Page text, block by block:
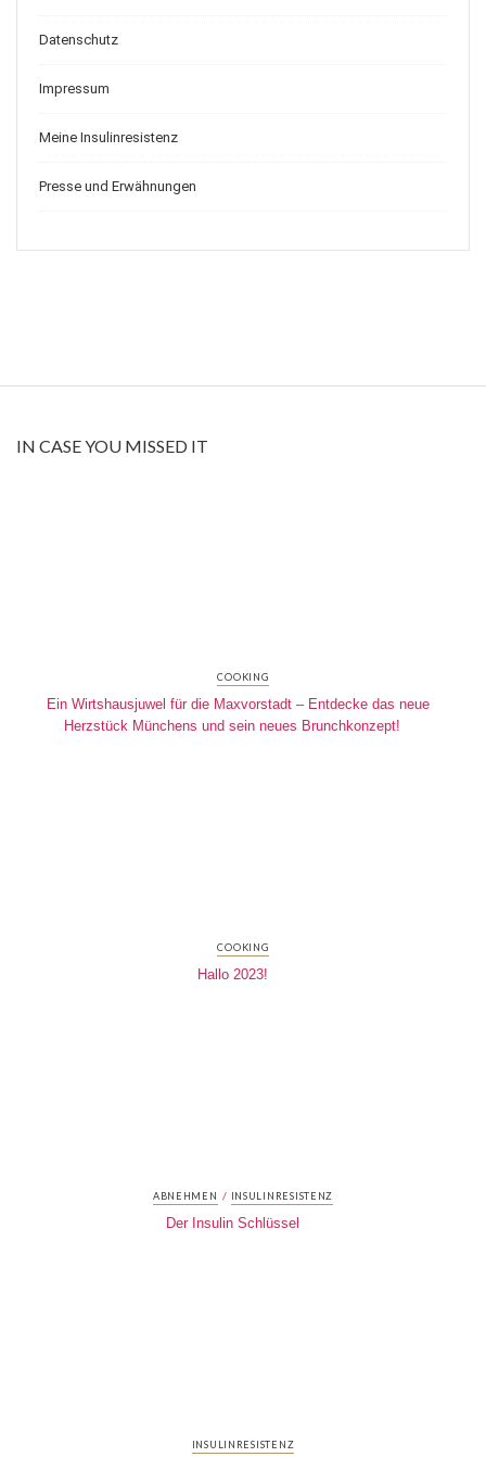
Datenschutz
Impressum
Meine Insulinresistenz
Presse und Erwähnungen
IN CASE YOU MISSED IT
COOKING
Ein Wirtshausjuwel für die Maxvorstadt – Entdecke das neue
Herzstück Münchens und sein neues Brunchkonzept!
COOKING
Hallo 2023!
ABNEHMEN / INSULINRESISTENZ
Der Insulin Schlüssel
INSULINRESISTENZ